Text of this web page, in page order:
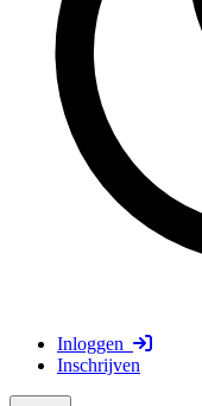
Inloggen
Inschrijven